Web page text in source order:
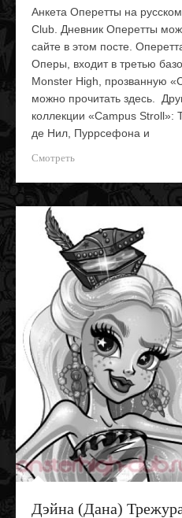
Анкета Оперетты на
Club. Дневник Оперетты
сайте в этом посте.
Оперы, входит в третью
Monster High, прозванную
можно прочитать здесь.
коллекции «Campus
де Нил, Пуррсефона и
Смотреть
Дэйна (Дана)